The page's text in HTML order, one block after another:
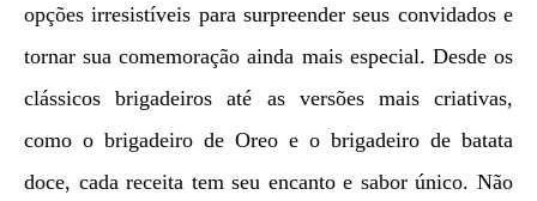
opções irresistíveis para surpreender seus convidados e
tornar sua comemoração ainda mais especial. Desde os
clássicos brigadeiros até as versões mais criativas,
como o brigadeiro de Oreo e o brigadeiro de batata
doce, cada receita tem seu encanto e sabor único. Não